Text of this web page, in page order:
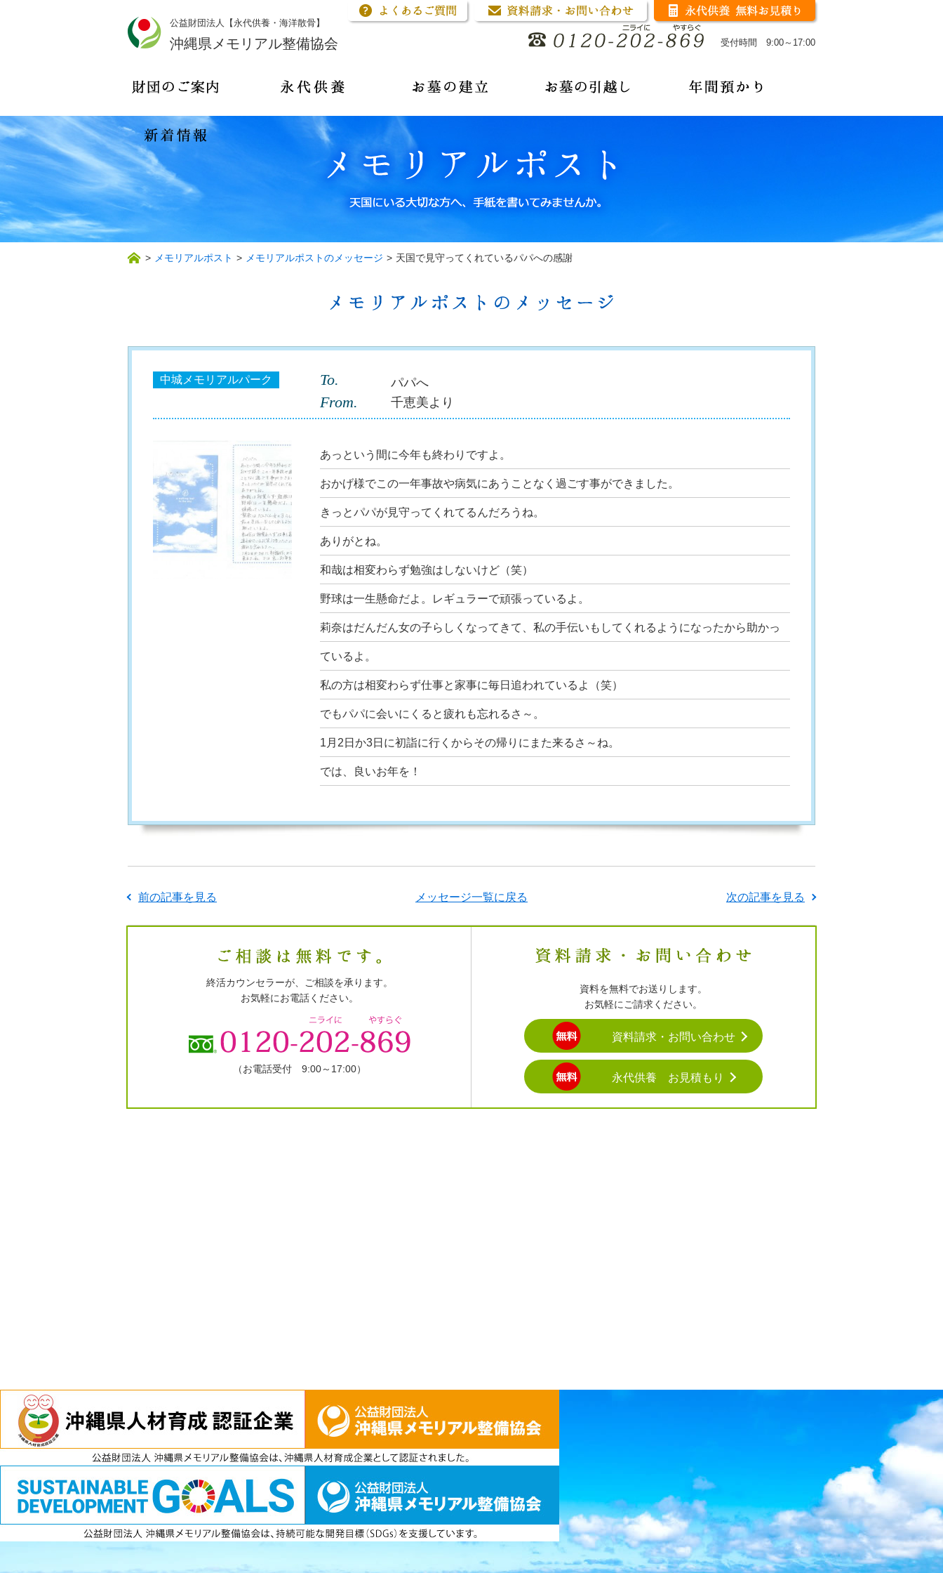
公益財団法人【永代供養・海洋散骨】
沖縄県メモリアル整備協会 受付時間 9:00～17:00
> メモリアルポスト > メモリアルポストのメッセージ > 天国で見守ってくれているパパへの感謝
メモリアルポストのメッセージ
中城メモリアルパーク To. パパへ
From. 千恵美より
あっという間に今年も終わりですよ。
おかげ様でこの一年事故や病気にあうことなく過ごす事ができました。
きっとパパが見守ってくれてるんだろうね。
ありがとね。
和哉は相変わらず勉強はしないけど（笑）
野球は一生懸命だよ。レギュラーで頑張っているよ。
莉奈はだんだん女の子らしくなってきて、私の手伝いもしてくれるようになったから助かっ
ているよ。
私の方は相変わらず仕事と家事に毎日追われているよ（笑）
でもパパに会いにくると疲れも忘れるさ～。
1月2日か3日に初詣に行くからその帰りにまた来るさ～ね。
では、良いお年を！
前の記事を見る メッセージ一覧に戻る 次の記事を見る
終活カウンセラーが、ご相談を承ります。
お気軽にお電話ください。
（お電話受付 9:00～17:00）
資料を無料でお送りします。
お気軽にご請求ください。
資料請求・お問い合わせ
永代供養 お見積もり
電話
資料請求
無料見積もり